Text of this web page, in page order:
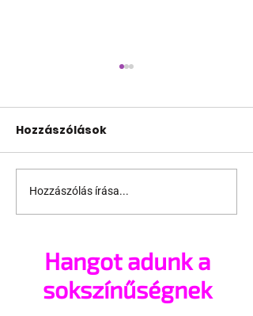
Mi sem felejtünk,
Viktor
Hozzászólások
Hozzászólás írása...
Hangot adunk a
sokszínűségnek